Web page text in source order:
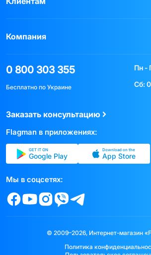
Компания
0 800 303 355
Бесплатно по Украине
Пн -
Сб:
Заказать консультацию
Flagman в приложениях:
GET IT ON
Google Play
Download on the
App Store
Мы в соцсетях:
© 2009–2026, Интернет-магазин
Политика